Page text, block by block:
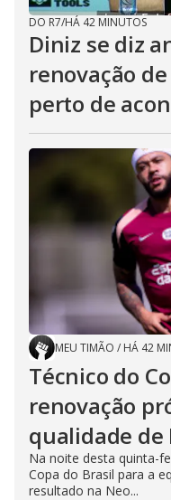
DO R7/HÁ 42 MINUTOS
Diniz se diz
renovação
perto de
MEU TIMÃO / HÁ 42
Técnico do
renovação
qualidade de
Na noite desta quinta-
Copa do Brasil para a
resultado na Neo...